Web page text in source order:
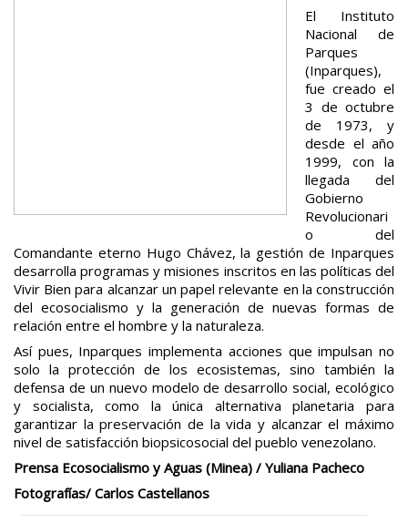
El Instituto
Nacional de
Parques
(Inparques),
fue creado el
3 de octubre
de 1973, y
desde el año
1999, con la
llegada del
Gobierno
Revolucionari
o del
Comandante eterno Hugo Chávez, la gestión de Inparques
desarrolla programas y misiones inscritos en las políticas del
Vivir Bien para alcanzar un papel relevante en la construcción
del ecosocialismo y la generación de nuevas formas de
relación entre el hombre y la naturaleza.
Así pues, Inparques implementa acciones que impulsan no
solo la protección de los ecosistemas, sino también la
defensa de un nuevo modelo de desarrollo social, ecológico
y socialista, como la única alternativa planetaria para
garantizar la preservación de la vida y alcanzar el máximo
nivel de satisfacción biopsicosocial del pueblo venezolano.
Prensa Ecosocialismo y Aguas (Minea) / Yuliana Pacheco
Fotografías/ Carlos Castellanos